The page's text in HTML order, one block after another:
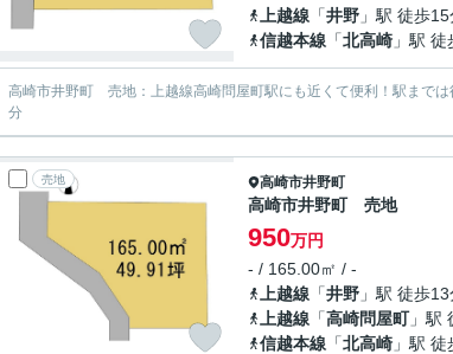
上越線 「井野 」駅 徒歩
信越本線 「北高崎 」駅
高崎市井野町 売地：上越線高崎問屋町駅にも近くて便利！駅まで
分
売地 高崎市井野町
高崎市井野町 売地
950万円
- / 165.00㎡ / -
上越線 「井野 」駅 徒歩
上越線 「高崎問屋町」駅
信越本線 「北高崎 」駅